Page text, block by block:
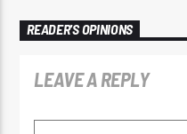
READER'S OPINIONS
LEAVE A REPLY